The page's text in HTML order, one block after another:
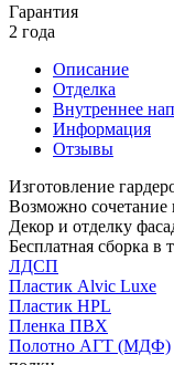
Гарантия
2 года
Описание
Отделка
Внутреннее
Информация
Отзывы
Изготовление
Возможно сочетание
Декор и отделку
Бесплатная сборка в
ЛДСП
Пластик Alvic Luxe
Пластик HPL
Пленка ПВХ
Полотно АГТ (МДФ)